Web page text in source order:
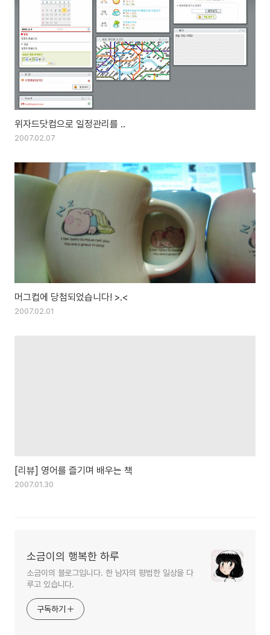
위자드닷컴으로 일정관리를 ..
2007.02.07
머그컵에 당첨되었습니다! >.<
2007.02.01
[리뷰] 영어를 즐기며 배우는 책
2007.01.30
소금이의 행복한 하루
소금이의 블로그입니다. 한 남자의 평범한 일상을 다
루고 있습니다.
구독하기